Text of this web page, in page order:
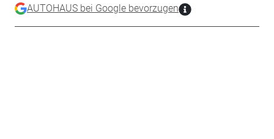
AUTOHAUS bei Google bevorzugen